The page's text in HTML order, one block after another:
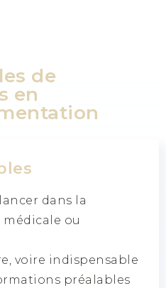
de
en
dans la
ou
voire indispensable
préalables